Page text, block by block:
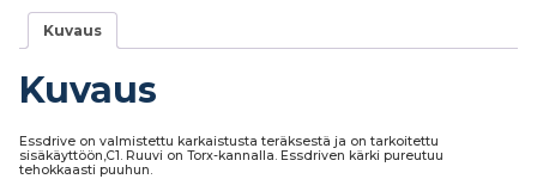
Kuvaus
Kuvaus
Essdrive on valmistettu karkaistusta teräksestä ja on tarkoitettu
sisäkäyttöön,C1. Ruuvi on Torx-kannalla. Essdriven kärki pureutuu
tehokkaasti puuhun.